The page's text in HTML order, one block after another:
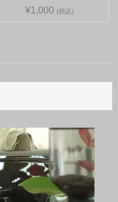
¥1,000 (税込)